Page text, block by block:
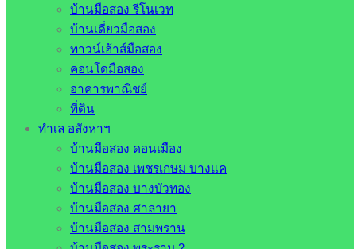
บ้านมือสอง รีโนเวท
บ้านเดี่ยวมือสอง
ทาวน์เฮ้าส์มือสอง
คอนโดมือสอง
อาคารพาณิชย์
ที่ดิน
ทำเล อสังหาฯ
บ้านมือสอง ดอนเมือง
บ้านมือสอง เพชรเกษม บางแค
บ้านมือสอง บางบัวทอง
บ้านมือสอง ศาลายา
บ้านมือสอง สามพราน